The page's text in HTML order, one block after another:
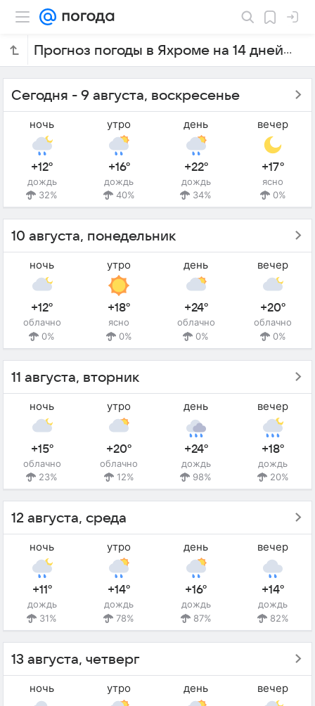
Прогноз погоды в Яхроме на 14 дней
Сегодня - 9 августа, воскресенье
ночь
+12°
дождь
32%
утро
+16°
дождь
40%
день
+22°
дождь
34%
вечер
+17°
ясно
0%
10 августа, понедельник
ночь
+12°
облачно
0%
утро
+18°
ясно
0%
день
+24°
облачно
0%
вечер
+20°
облачно
0%
11 августа, вторник
ночь
+15°
облачно
23%
утро
+20°
облачно
12%
день
+24°
дождь
98%
вечер
+18°
дождь
20%
12 августа, среда
ночь
+11°
дождь
31%
утро
+14°
дождь
78%
день
+16°
дождь
87%
вечер
+14°
дождь
82%
13 августа, четверг
ночь утро день вечер